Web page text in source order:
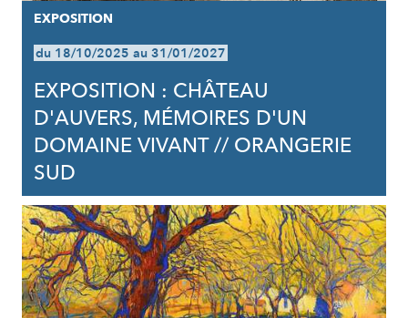
EXPOSITION
du 18/10/2025 au 31/01/2027
EXPOSITION : CHÂTEAU
D'AUVERS, MÉMOIRES D'UN
DOMAINE VIVANT // ORANGERIE
SUD